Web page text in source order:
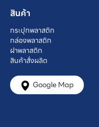
สินค้า
กระปุกพลาสติก
กล่องพลาสติก
ฝาพลาสติก
สินค้าสั่งผลิต
Google Map